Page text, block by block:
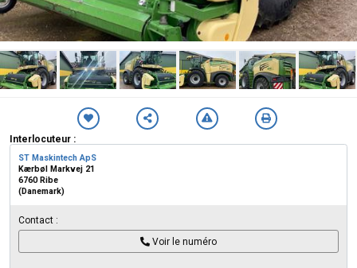
Interlocuteur :
ST Maskintech ApS
Kærbøl Markvej 21
6760 Ribe
(Danemark)
Contact :
Voir le numéro